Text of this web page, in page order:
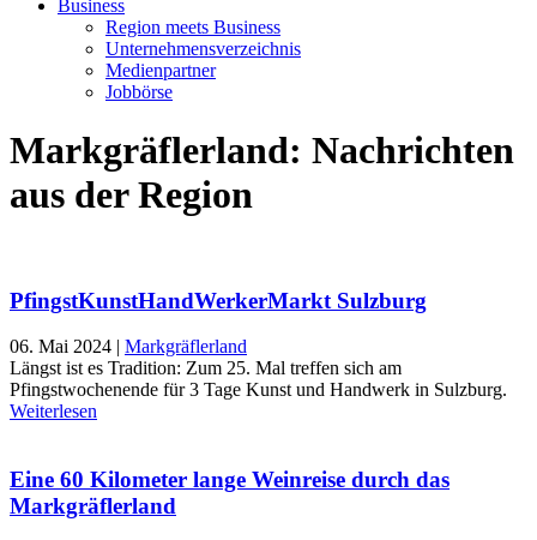
Business
Region meets Business
Unternehmensverzeichnis
Medienpartner
Jobbörse
Markgräflerland: Nachrichten
aus der Region
PfingstKunstHandWerkerMarkt Sulzburg
06. Mai 2024 | Markgräflerland
Längst ist es Tradition: Zum 25. Mal treffen sich am
Pfingstwochenende für 3 Tage Kunst und Handwerk in Sulzburg.
Weiterlesen
Eine 60 Kilometer lange Weinreise durch das
Markgräflerland